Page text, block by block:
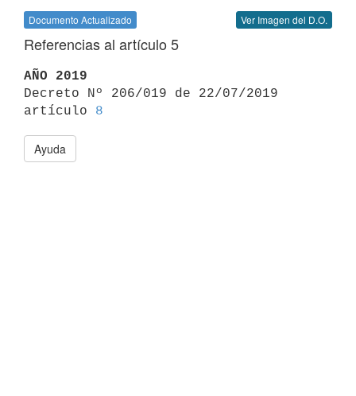
Documento Actualizado Ver Imagen del D.O.
Referencias al artículo 5
AÑO 2019
Decreto Nº 206/019 de 22/07/2019
artículo 8
Ayuda